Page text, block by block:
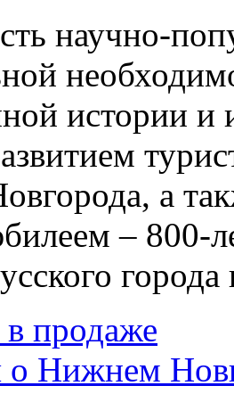
научно-
истории
а
– 800-
продаже
о Нижнем